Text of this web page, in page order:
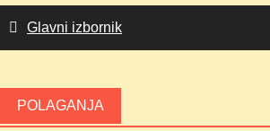
Glavni izbornik
POLAGANJA